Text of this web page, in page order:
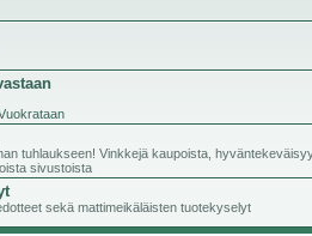
tuhlaukseen! Vinkkejä kaupoista,
sivustoista
sekä mattimeikäläisten tuotekyselyt